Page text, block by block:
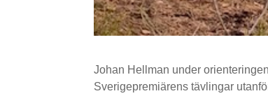
Johan Hellman under
Sverigepremiärens tävlingar